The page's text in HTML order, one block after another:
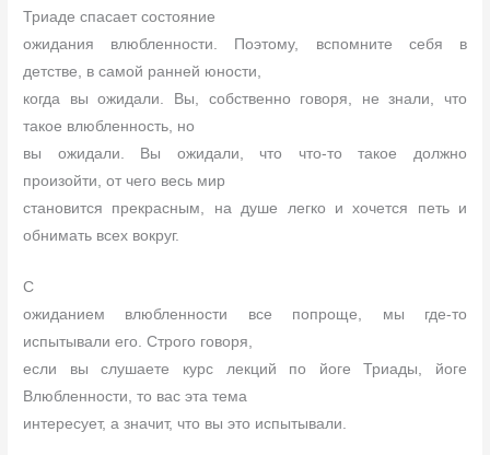
Триаде спасает состояние
ожидания влюбленности. Поэтому, вспомните себя в
детстве, в самой ранней юности,
когда вы ожидали. Вы, собственно говоря, не знали, что
такое влюбленность, но
вы ожидали. Вы ожидали, что что-то такое должно
произойти, от чего весь мир
становится прекрасным, на душе легко и хочется петь и
обнимать всех вокруг.
С
ожиданием влюбленности все попроще, мы где-то
испытывали его. Строго говоря,
если вы слушаете курс лекций по йоге Триады, йоге
Влюбленности, то вас эта тема
интересует, а значит, что вы это испытывали.